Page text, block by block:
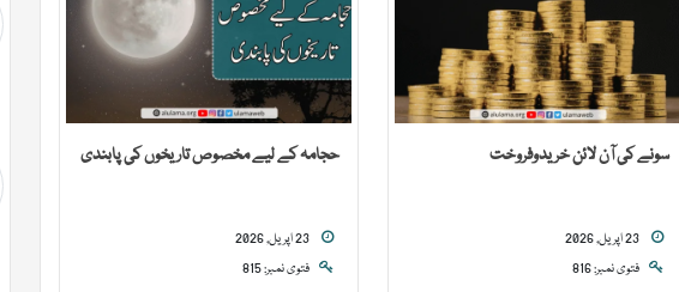
سونے کی آن لائن خریدوفروخت
23 اپریل, 2026
فتوی نمبر: 816
حجامہ کے لیے مخصوص تاریخوں کی پابندی
فتوی نمبر: 815